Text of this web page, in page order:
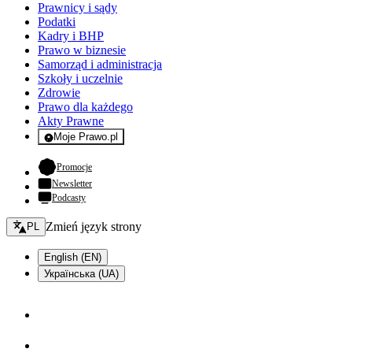
Prawnicy i sądy
Podatki
Kadry i BHP
Prawo w biznesie
Samorząd i administracja
Szkoły i uczelnie
Zdrowie
Prawo dla każdego
Akty Prawne
Moje Prawo.pl
- rejestracja i logowanie do serwisu
Promocje- otwiera się w nowej karcie
Newsletter
Podcasty
Zmień język - bieżący:
PL Zmień język strony
English (EN)
Українська (UA)